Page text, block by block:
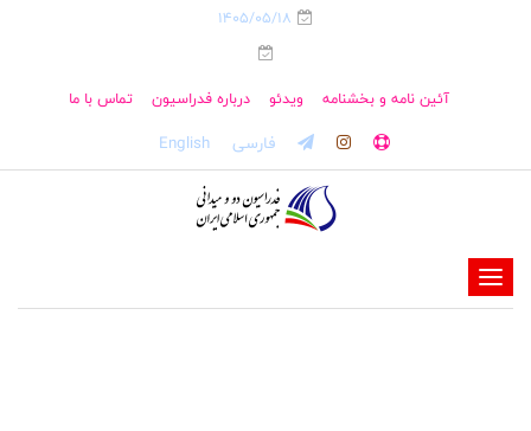
1405/05/18
آئین نامه و بخشنامه ویدئو درباره فدراسیون تماس با ما
فارسی English
-
-